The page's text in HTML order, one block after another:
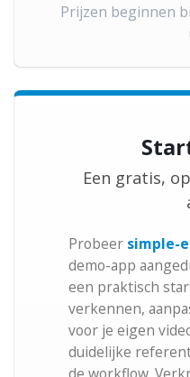
Prijzen beginnen
Een gratis,
Probeer simple-
demo-app
een praktisch
verkennen,
voor je eigen
duidelijke